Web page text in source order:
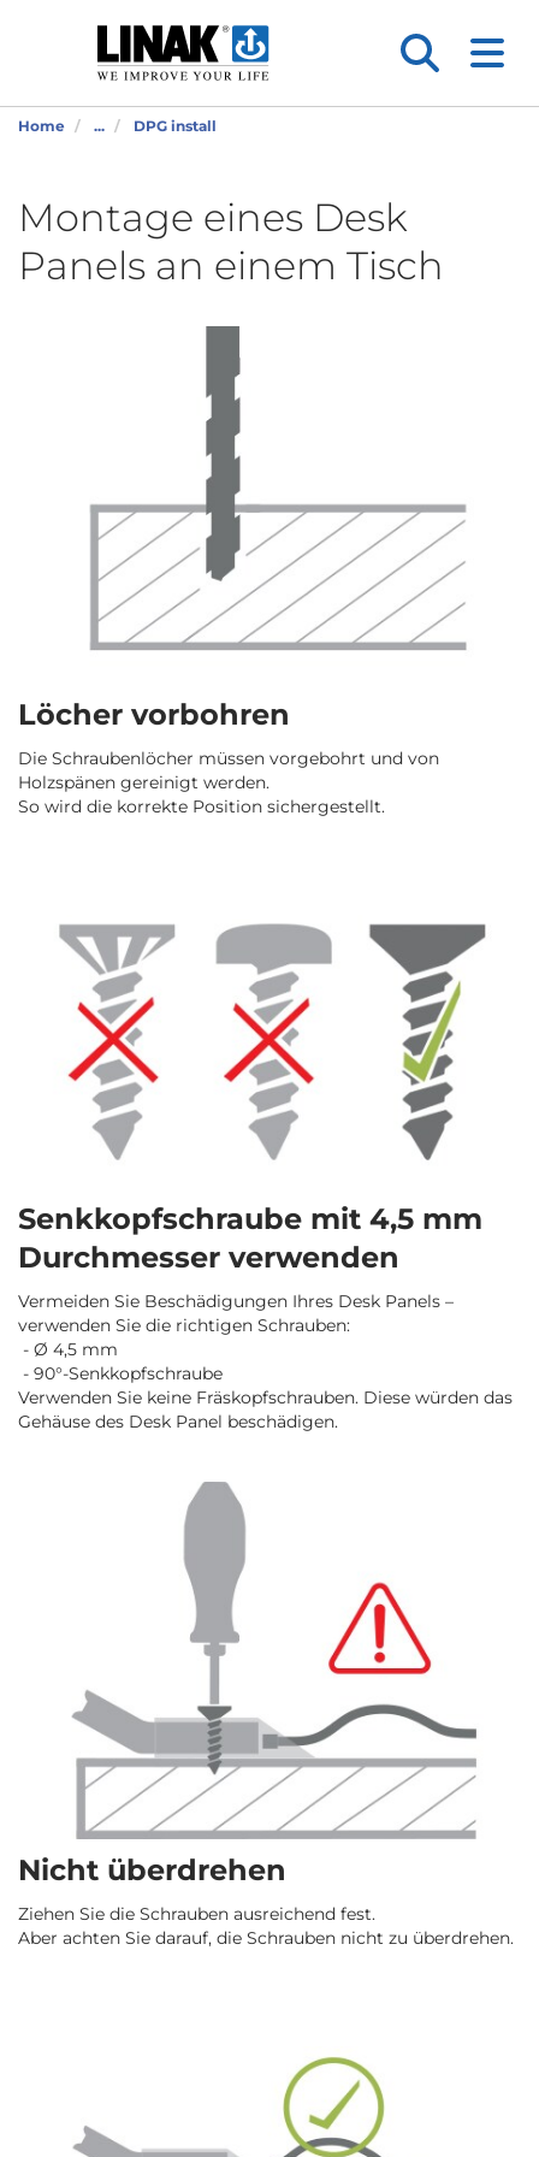
Home ... DPG install
Montage eines Desk
Panels an einem Tisch
Löcher vorbohren
Die Schraubenlöcher müssen vorgebohrt und von
Holzspänen gereinigt werden.
So wird die korrekte Position sichergestellt.
Senkkopfschraube mit 4,5 mm
Durchmesser verwenden
Vermeiden Sie Beschädigungen Ihres Desk Panels –
verwenden Sie die richtigen Schrauben:
- Ø 4,5 mm
- 90°-Senkkopfschraube
Verwenden Sie keine Fräskopfschrauben. Diese würden das
Gehäuse des Desk Panel beschädigen.
Nicht überdrehen
Ziehen Sie die Schrauben ausreichend fest.
Aber achten Sie darauf, die Schrauben nicht zu überdrehen.